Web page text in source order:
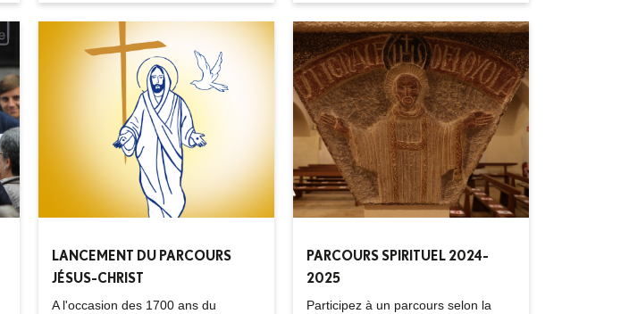
contemporains ? Comment
témoigner de notre joie d’être des
disciples appelés et envoyés ?
LANCEMENT DU PARCOURS
JÉSUS-CHRIST
A l'occasion des 1700 ans du
PARCOURS SPIRITUEL 2024-
2025
Participez à un parcours selon la